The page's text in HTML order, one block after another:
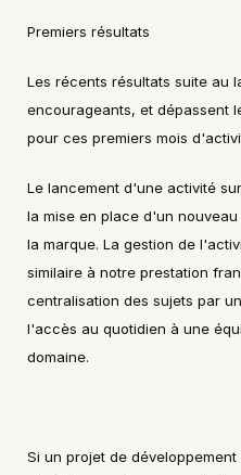
Premiers résultats
Les récents résultats suite au
encourageants, et dépassent
pour ces premiers mois
Le lancement d'une activité
la mise en place d'un
la marque. La gestion de
similaire à notre prestation
centralisation des sujets par
l'accès au quotidien à une
domaine.
Si un projet de